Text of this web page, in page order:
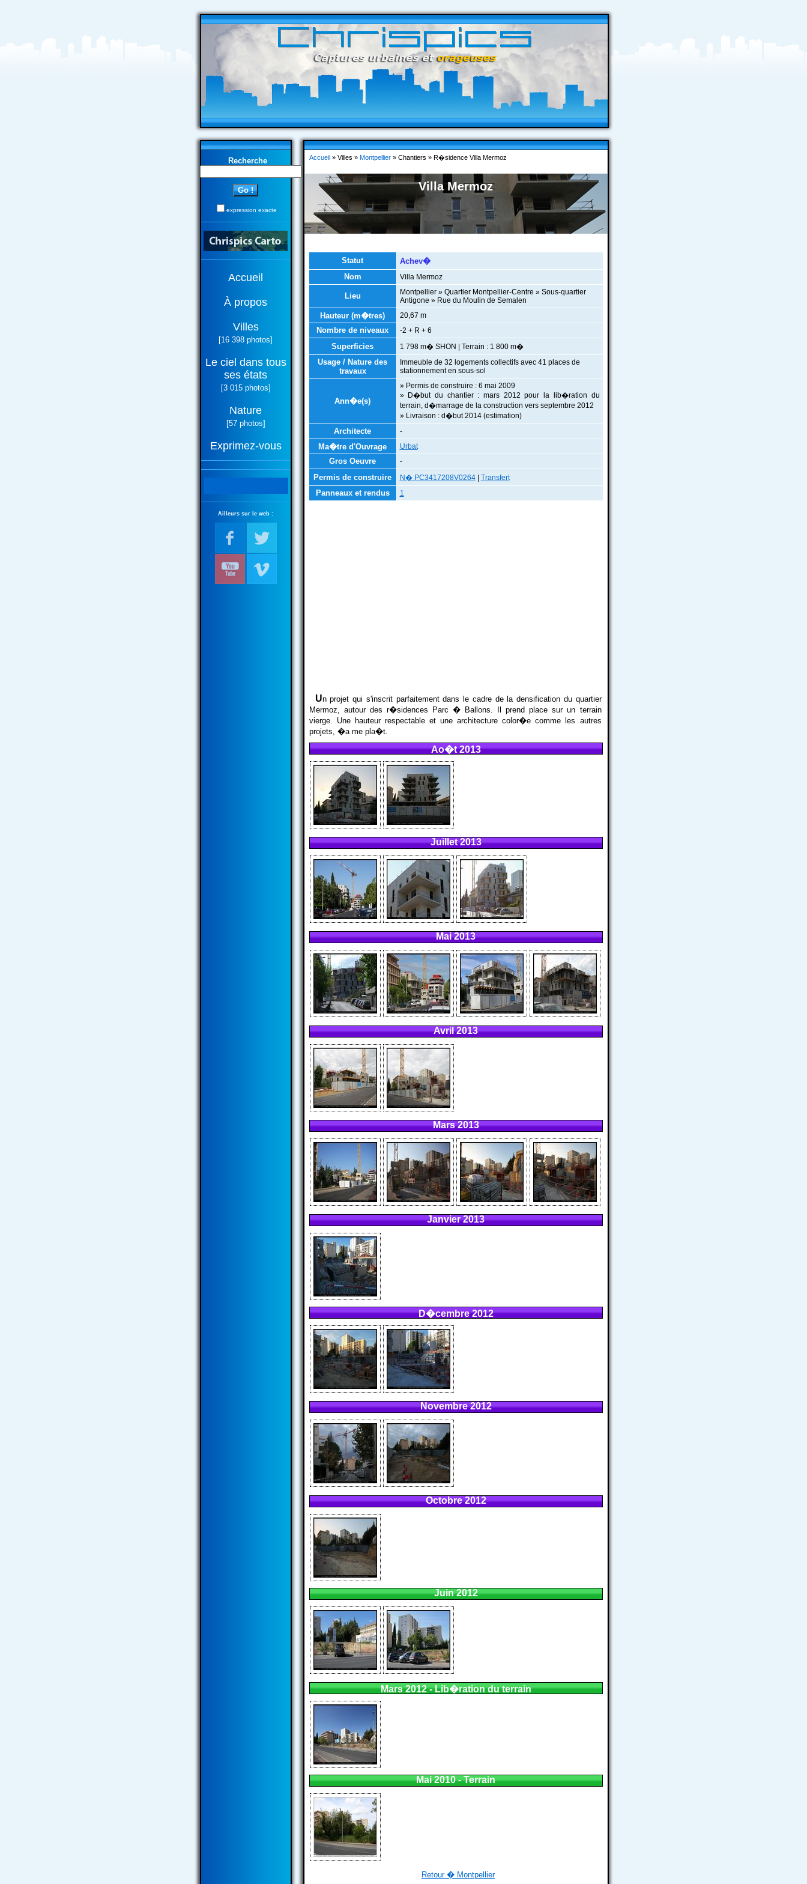
Recherche
expression exacte
Accueil
À propos
Villes
[16 398 photos]
Le ciel dans tous
ses états
[3 015 photos]
Nature
[57 photos]
Exprimez-vous
Ailleurs sur le web :
Accueil» Villes » Montpellier» Chantiers » R�sidence Villa Mermoz
Villa Mermoz
Statut
Achev�
Nom
Villa Mermoz
Lieu
Montpellier » Quartier Montpellier-Centre » Sous-quartier
Antigone » Rue du Moulin de Semalen
Hauteur (m�tres) 20,67 m
Nombre de niveaux -2 + R + 6
Superficies 1 798 m� SHON | Terrain : 1 800 m�
Usage / Nature des
travaux
Immeuble de 32 logements collectifs avec 41 places de
stationnement en sous-sol
Ann�e(s)
» Permis de construire : 6 mai 2009
» D�but du chantier : mars 2012 pour la lib�ration du
terrain, d�marrage de la construction vers septembre 2012
» Livraison : d�but 2014 (estimation)
Architecte -
Ma�tre d'Ouvrage Urbat
Gros Oeuvre -
Permis de construire N� PC3417208V0264| Transfert
Panneaux et rendus 1
Un projet qui s'inscrit parfaitement dans le cadre de la densification du quartier
Mermoz, autour des r�sidences Parc � Ballons. Il prend place sur un terrain
vierge. Une hauteur respectable et une architecture color�e comme les autres
projets, �a me pla�t.
Ao�t 2013
Juillet 2013
Mai 2013
Avril 2013
Mars 2013
Janvier 2013
D�cembre 2012
Novembre 2012
Octobre 2012
Juin 2012
Mars 2012 - Lib�ration du terrain
Mai 2010 - Terrain
Retour � Montpellier